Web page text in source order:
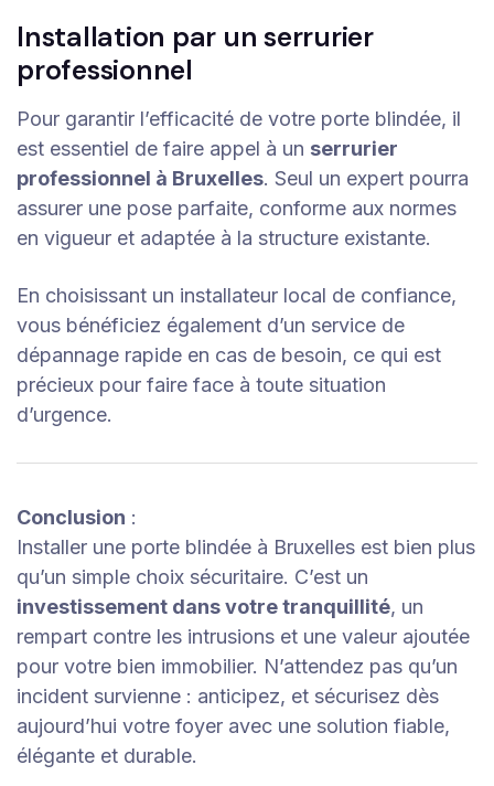
Installation par un serrurier
professionnel
Pour garantir l’efficacité de votre porte blindée, il
est essentiel de faire appel à un serrurier
professionnel à Bruxelles. Seul un expert pourra
assurer une pose parfaite, conforme aux normes
en vigueur et adaptée à la structure existante.
En choisissant un installateur local de confiance,
vous bénéficiez également d’un service de
dépannage rapide en cas de besoin, ce qui est
précieux pour faire face à toute situation
d’urgence.
Conclusion :
Installer une porte blindée à Bruxelles est bien plus
qu’un simple choix sécuritaire. C’est un
investissement dans votre tranquillité, un
rempart contre les intrusions et une valeur ajoutée
pour votre bien immobilier. N’attendez pas qu’un
incident survienne : anticipez, et sécurisez dès
aujourd’hui votre foyer avec une solution fiable,
élégante et durable.